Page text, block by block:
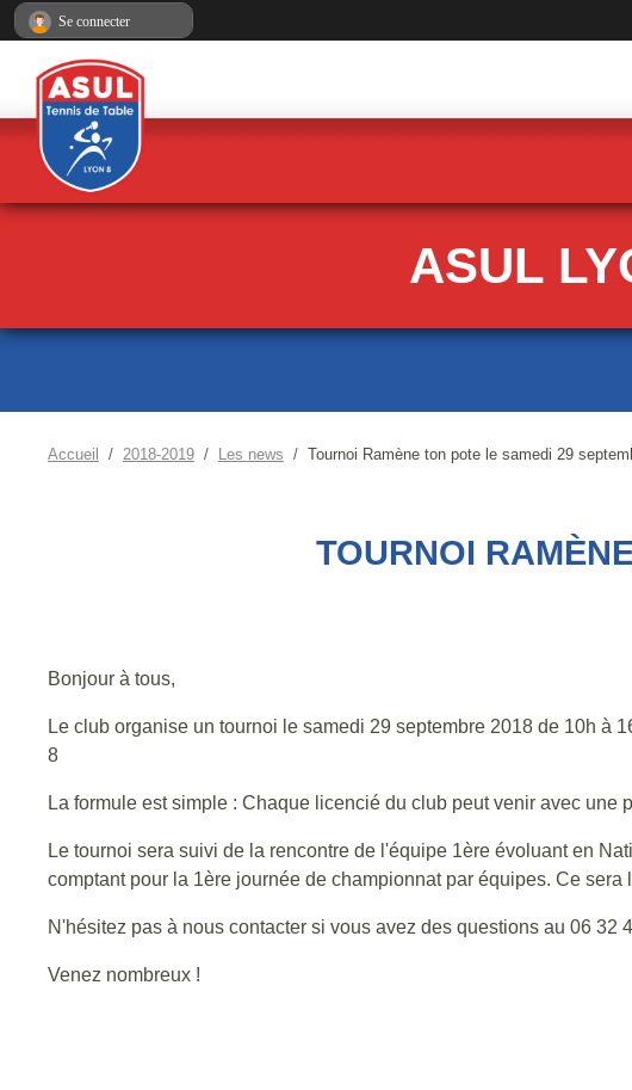
ASUL
Accueil 2018-2019 Les news Tournoi Ramène ton pote le samedi 29
TOURNOI
Bonjour à tous,
Le club organise un tournoi le samedi 29 septembre 2018 de 10h à
8
La formule est simple : Chaque licencié du club peut venir avec une
Le tournoi sera suivi de la rencontre de l'équipe 1ère évoluant en
comptant pour la 1ère journée de championnat par équipes. Ce
N'hésitez pas à nous contacter si vous avez des questions au 06 32
Venez nombreux !
Se connecter
Panneau de gestion des cookies